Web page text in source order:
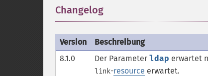
Changelog
Version
Beschreibung
8.1.0
Der Parameter ldap erwartet
link-resource erwartet.